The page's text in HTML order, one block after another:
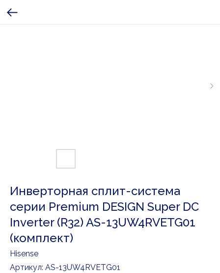
Инверторная сплит-система
серии Premium DESIGN Super DC
Inverter (R32) AS-13UW4RVETG01
(комплект)
Hisense
Артикул: AS-13UW4RVETG01